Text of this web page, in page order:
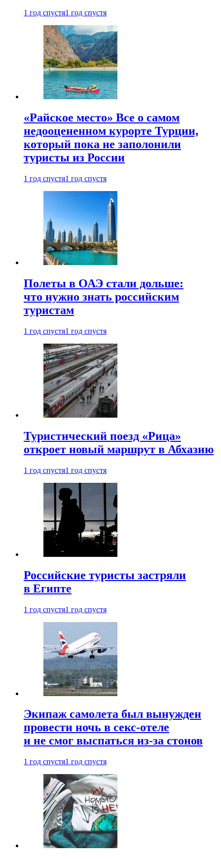
1 год спустя1 год спустя
«Райское место» Все о самом
недооцененном курорте Турции,
который пока не заполонили
туристы из России
1 год спустя1 год спустя
Полеты в ОАЭ стали дольше:
что нужно знать российским
туристам
1 год спустя1 год спустя
Туристический поезд «Рица»
откроет новый маршрут в Абхазию
1 год спустя1 год спустя
Российские туристы застряли
в Египте
1 год спустя1 год спустя
Экипаж самолета был вынужден
провести ночь в секс-отеле
и не смог выспаться из-за стонов
1 год спустя1 год спустя